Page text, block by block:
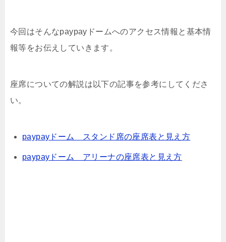
今回はそんなpaypayドームへのアクセス情報と基本情
報等をお伝えしていきます。
座席についての解説は以下の記事を参考にしてくださ
い。
paypayドーム スタンド席の座席表と見え方
paypayドーム アリーナの座席表と見え方